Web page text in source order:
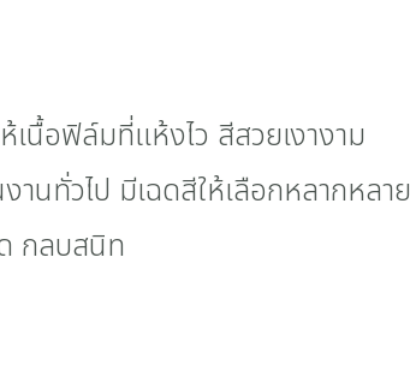
เนื้อฟิล์มที่แห้งไว สีสวยเงางาม
นทั่วไป มีเฉดสีให้เลือกหลากหลาย
กลบสนิท